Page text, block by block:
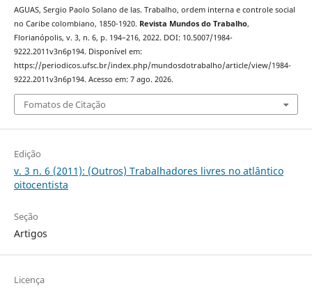
AGUAS, Sergio Paolo Solano de las. Trabalho, ordem interna e controle social
no Caribe colombiano, 1850-1920. Revista Mundos do Trabalho,
Florianópolis, v. 3, n. 6, p. 194–216, 2022. DOI: 10.5007/1984-
9222.2011v3n6p194. Disponível em:
https://periodicos.ufsc.br/index.php/mundosdotrabalho/article/view/1984-
9222.2011v3n6p194. Acesso em: 7 ago. 2026.
Fomatos de Citação
Edição
v. 3 n. 6 (2011): (Outros) Trabalhadores livres no atlântico
oitocentista
Seção
Artigos
Licença